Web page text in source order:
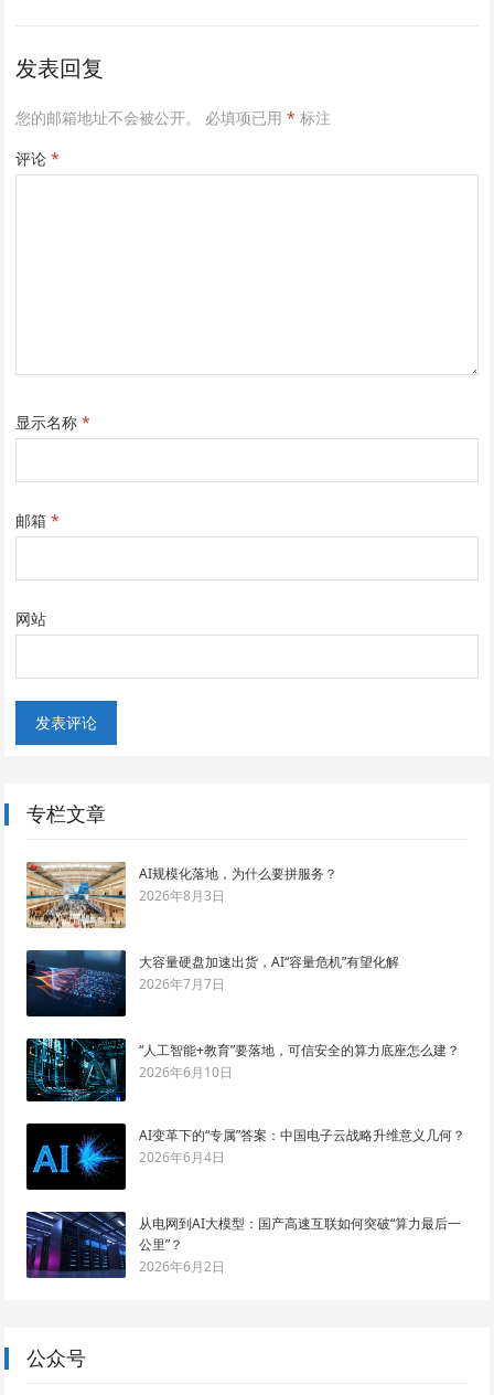
发表回复
您的邮箱地址不会被公开。 必填项已用* 标注
评论*
显示名称*
邮箱*
网站
专栏文章
AI规模化落地，为什么要拼服务？
2026年8月3日
大容量硬盘加速出货，AI“容量危机”有望化解
2026年7月7日
“人工智能+教育”要落地，可信安全的算力底座怎么建？
2026年6月10日
AI变革下的“专属”答案：中国电子云战略升维意义几何？
2026年6月4日
从电网到AI大模型：国产高速互联如何突破“算力最后一
公里”？
2026年6月2日
公众号